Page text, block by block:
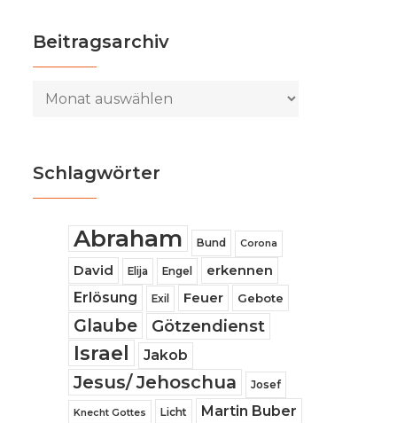
Beitragsarchiv
Beitragsarchiv
Schlagwörter
Abraham Bund Corona
David Elija Engel erkennen
Erlösung Exil Feuer Gebote
Glaube Götzendienst
Israel Jakob
Jesus/ Jehoschua Josef
Knecht Gottes Licht Martin Buber